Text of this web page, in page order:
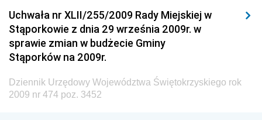
Dziennik Urzędowy Ministerstwa Kultury, Dziedzictwa
Narodowego i Sportu
Dziennik Urzędowy Ministra Finansów, Funduszy i
Dziennik Urzędowy Ministra Rozwoju, Pracy i
Uchwała nr XLII/255/2009 Rady Miejskiej w
Stąporkowie z dnia 29 września 2009r. w
sprawie zmian w budżecie Gminy
Stąporków na 2009r.
Dziennik Urzędowy Województwa Świętokrzyskiego rok
2009 nr 474 poz. 3452